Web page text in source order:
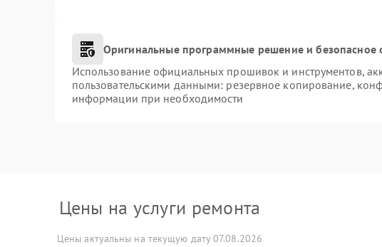
Оригинальные программные решение и безопасное
Использование официальных прошивок и инструментов,
пользовательскими данными: резервное копирование,
информации при необходимости
Цены на услуги ремонта
Цены актуальны на текущую дату 07.08.2026